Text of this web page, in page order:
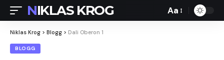
NIKLAS KROG
Font
Aa
Niklas Krog > Blogg > Dali Oberon 1
BLOGG